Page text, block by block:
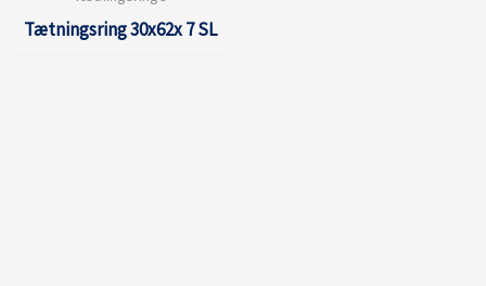
Tætningsring 30x62x 7 SL